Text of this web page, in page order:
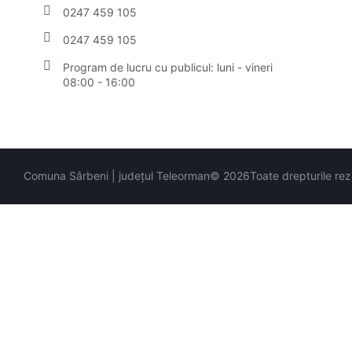
0247 459 105
0247 459 105
Program de lucru cu publicul: luni - vineri
08:00 - 16:00
Comuna Sârbeni | județul Teleorman© 2026Toate drepturile